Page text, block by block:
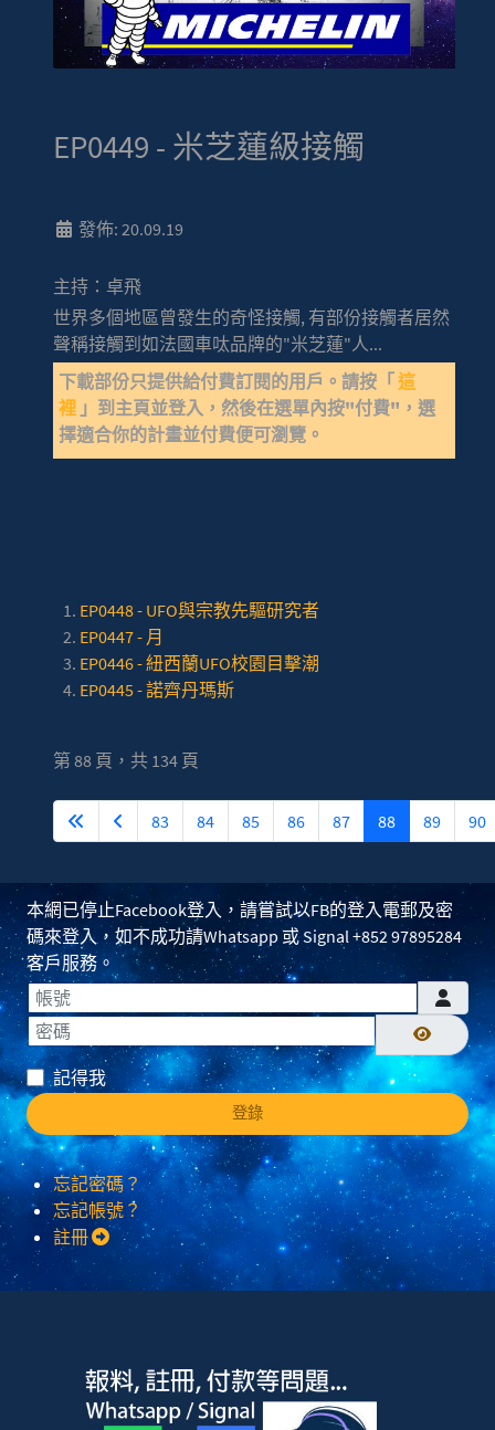
EP0449 - 米芝蓮級接觸
發佈: 20.09.19
主持：卓飛
世界多個地區曾發生的奇怪接觸, 有部份接觸者居然
聲稱接觸到如法國車呔品牌的"米芝蓮"人...
下載部份只提供給付費訂閱的用戶。請按「 這
裡 」到主頁並登入，然後在選單內按"付費"，選
擇適合你的計畫並付費便可瀏覽。
EP0448 - UFO與宗教先驅研究者
EP0447 - 月
EP0446 - 紐西蘭UFO校園目擊潮
EP0445 - 諾齊丹瑪斯
第 88 頁，共 134 頁
83 84 85 86 87 88 89 90
本網已停止Facebook登入，請嘗試以FB的登入電郵及密
碼來登入，如不成功請Whatsapp 或 Signal +852 97895284
客戶服務。
帳號
密碼
顯示密碼
記得我
登錄
忘記密碼？
忘記帳號？
註冊